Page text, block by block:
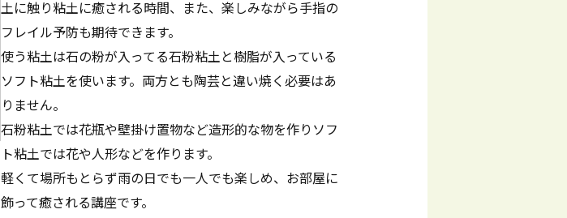
土に触り粘土に癒される時間、また、楽しみながら手指の
フレイル予防も期待できます。
使う粘土は石の粉が入ってる石粉粘土と樹脂が入っている
ソフト粘土を使います。両方とも陶芸と違い焼く必要はあ
りません。
石粉粘土では花瓶や壁掛け置物など造形的な物を作りソフ
ト粘土では花や人形などを作ります。
軽くて場所もとらず雨の日でも一人でも楽しめ、お部屋に
飾って癒される講座です。